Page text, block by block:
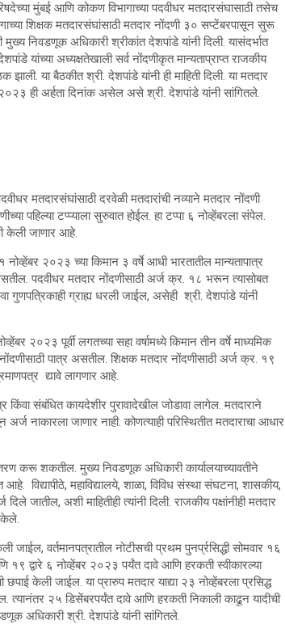
मुंबई आणि कोकण विभागाच्या पदवीधर मतदारसंघासाठी तसेच
शिक्षक मतदारसंघांसाठी मतदार नोंदणी ३० सप्टेंबरपासून सुरू
मुख्य निवडणूक अधिकारी श्रीकांत देशपांडे यांनी दिली. यासंदर्भात
यांच्या अध्यक्षतेखाली सर्व नोंदणीकृत मान्यताप्राप्त राजकीय
झाली. या बैठकीत श्री. देशपांडे यांनी ही माहिती दिली. या मतदार
२०२३ ही अर्हता दिनांक असेल असे श्री. देशपांडे यांनी सांगितले.
मतदारसंघांसाठी दरवेळी मतदारांची नव्याने मतदार नोंदणी
पहिल्या टप्प्याला सुरुवात होईल. हा टप्पा ६ नोव्हेंबरला संपेल.
केली जाणार आहे.
२०२३ च्या किमान ३ वर्षे आधी भारतातील मान्यतापात्र
असतील. पदवीधर मतदार नोंदणीसाठी अर्ज क्र. १८ भरून त्यासोबत
गुणपत्रिकाही ग्राह्य धरली जाईल, असेही श्री. देशपांडे यांनी
२०२३ पूर्वी लगतच्या सहा वर्षामध्ये किमान तीन वर्षे माध्यमिक
पात्र असतील. शिक्षक मतदार नोंदणीसाठी अर्ज क्र. १९
द्यावे लागणार आहे.
किंवा संबंधित कायदेशीर पुरावादेखील जोडावा लागेल. मतदाराने
जाणार नाही. कोणत्याही परिस्थितीत मतदाराचा आधार
करू शकतील. मुख्य निवडणूक अधिकारी कार्यालयाच्यावतीने
विद्यापीठे, महाविद्यालये, शाळा, विविध संस्था संघटना, शासकीय,
जातील, अशी माहितीही त्यांनी दिली. राजकीय पक्षांनीही मतदार
केले.
वर्तमानपत्रातील नोटीसची प्रथम पुनर्प्रसिद्धी सोमवार १६
द्वारे ६ नोव्हेंबर २०२३ पर्यंत दावे आणि हरकती स्वीकारल्या
केली जाईल. या प्रारुप मतदार याद्या २३ नोव्हेंबरला प्रसिद्ध
त्यानंतर २५ डिसेंबरपर्यंत दावे आणि हरकती निकाली काढून यादीची
अधिकारी श्री. देशपांडे यांनी सांगितले.